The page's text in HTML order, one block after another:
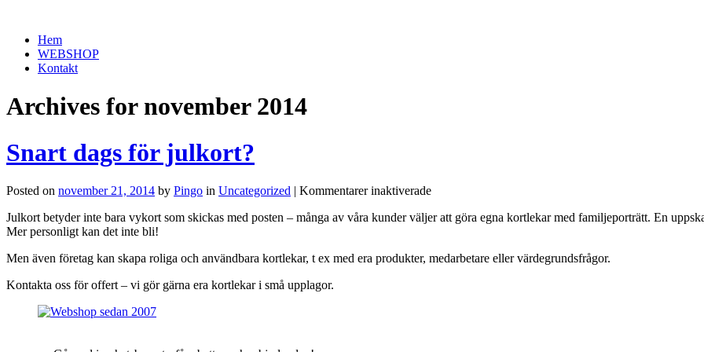
Hem
WEBSHOP
Kontakt
Archives for november 2014
Snart dags för julkort?
Posted on november 21, 2014 by Pingo in Uncategorized | Kommentarer inaktiveradeför
dags
Julkort betyder inte bara vykort som skickas med posten – många av våra kunder väljer att göra egna kortlekar med familjeporträtt. En
Mer personligt kan det inte bli!
Men även företag kan skapa roliga och användbara kortlekar, t ex med era produkter, medarbetare eller värdegrundsfrågor.
Kontakta oss för offert – vi gör gärna era kortlekar i små upplagor.